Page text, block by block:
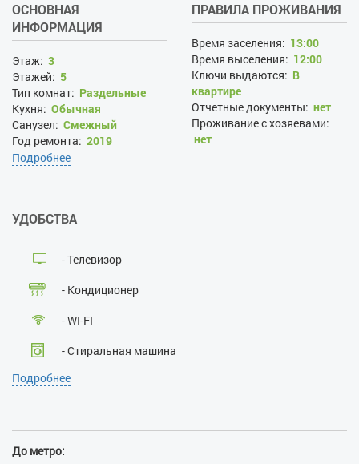
ОСНОВНАЯ
ИНФОРМАЦИЯ
Этаж: 3
Этажей: 5
Тип комнат: Раздельные
Кухня: Обычная
Санузел: Смежный
Год ремонта: 2019
ПРАВИЛА ПРОЖИВАНИЯ
Время заселения: 13:00
Время выселения: 12:00
Ключи выдаются: В
квартире
Отчетные документы: нет
Проживание с хозяевами:
нет
Лица, не достигшие 21 года:
Подробнее
УДОБСТВА
- Телевизор
- Кондиционер
- WI-FI
- Стиральная машина
- Кабельное ТВ
Подробнее
До метро: